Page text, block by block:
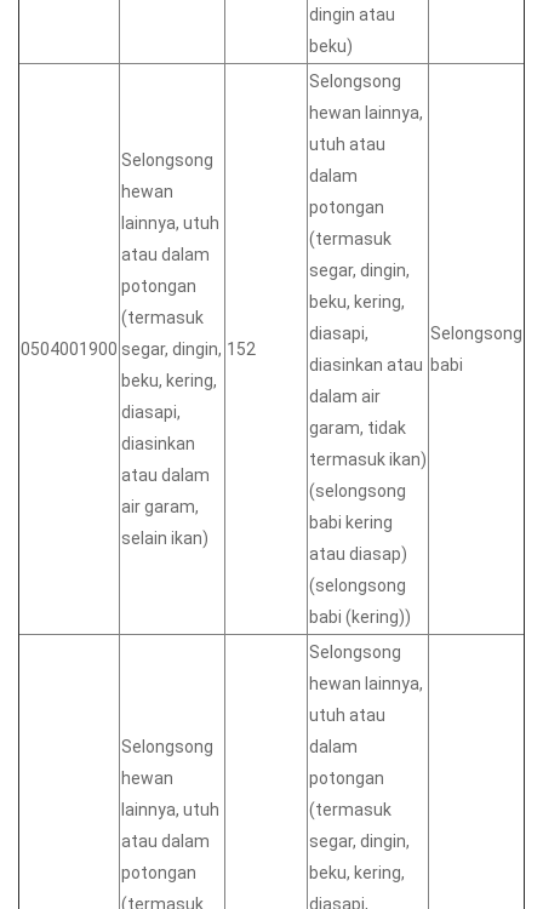
dingin atau
beku)
0504001900
Selongsong
hewan
lainnya, utuh
atau dalam
potongan
(termasuk
segar, dingin,
beku, kering,
diasapi,
diasinkan
atau dalam
air garam,
selain ikan)
152
Selongsong
hewan lainnya,
utuh atau
dalam
potongan
(termasuk
segar, dingin,
beku, kering,
diasapi,
diasinkan atau
dalam air
garam, tidak
termasuk ikan)
(selongsong
babi kering
atau diasap)
(selongsong
babi (kering))
Selongsong
babi
Selongsong
hewan
lainnya, utuh
atau dalam
potongan
(termasuk
Selongsong
hewan lainnya,
utuh atau
dalam
potongan
(termasuk
segar, dingin,
beku, kering,
diasapi,